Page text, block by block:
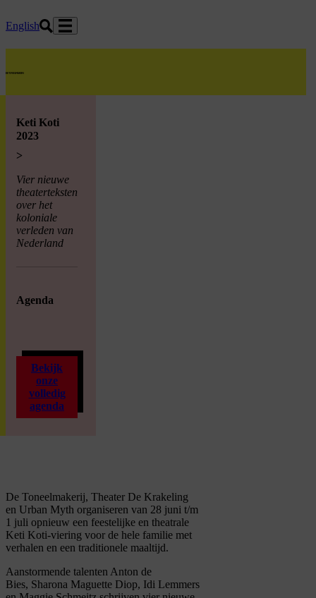
English
home
Keti Koti
2023
>
Vier nieuwe
theaterteksten
over het
koloniale
verleden van
Nederland
Agenda
Bekijk
onze
volledig
agenda
De Toneelmakerij, Theater De Krakeling
en Urban Myth organiseren van 28 juni t/m
1 juli opnieuw een feestelijke en theatrale
Keti Koti-viering voor de hele familie met
verhalen en een traditionele maaltijd.
Aanstormende talenten Anton de
Bies, Sharona Maguette Diop, Idi Lemmers